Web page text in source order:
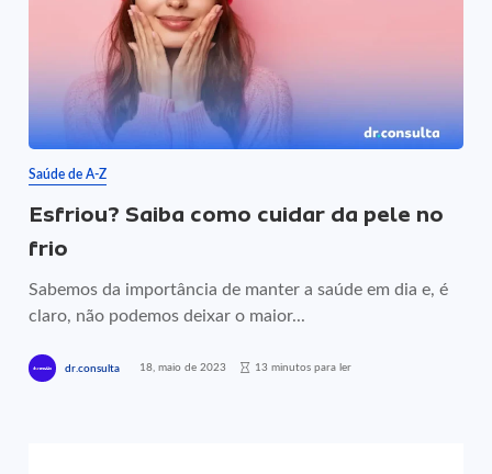
Saúde de A-Z
Esfriou? Saiba como cuidar da pele no
frio
Sabemos da importância de manter a saúde em dia e, é
claro, não podemos deixar o maior...
dr.consulta 18, maio de 2023 13 minutos para ler